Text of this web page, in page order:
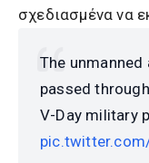
σχεδιασμένα να
The
passed
V-Day military